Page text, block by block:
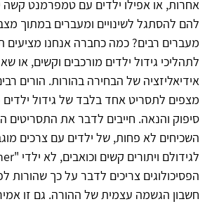
אחרות, או אפילו ילדים עם טמפרמנט קשה
להם להסתגל לשינויים ומעברים במתוך
מעברים רבים? כמה כחברה אנחנו מציעים
לתהליכי גידול ילדים מורכבים וקשים, או
אידיאליזציה של הבחירה בהורות. הורים
מצפים לתסריט אחד בלבד של גידול ילדים
סיפוק והנאה. חייבים לדבר את התסריטים
השכיחים לא פחות, של ילדים עם צרכים
הפסיכולוגים צריכים לדבר על כך שהורות
חשבון הגשמה עצמית של ההורה. גם זו